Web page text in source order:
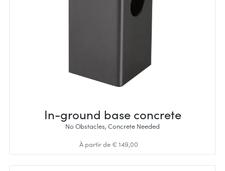
In-ground base concrete
No Obstacles, Concrete Needed
À partir de € 149,00